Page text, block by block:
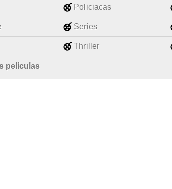
Policiacas
Series
Thriller
películas